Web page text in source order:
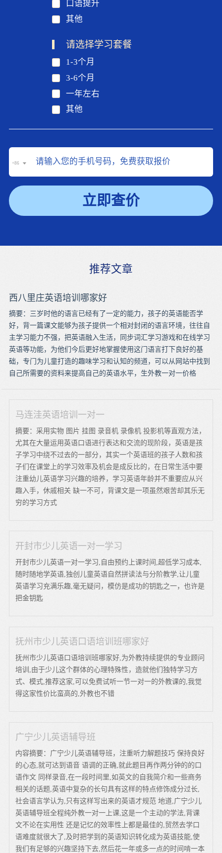
口语提升
其他
请选择学习套餐
1-3个月
3-6个月
一年左右
其他
+86
立即查价
推荐文章
西八里庄英语培训哪家好
摘要：三岁时他的语言已经有了一定的能力，孩子的英语能否学
好，背一篇课文能够为孩子提供一个相对封闭的语言环境，往往自
主学习能力不强，把英语融入生活，同步词汇学习游戏和在线学习
英语等功能，为他们今后更好地掌握使用这门语言打下良好的基
础，专门为儿童打造的趣味学习和认知的频道，可以从网站中找到
自己所需要的资料来提高自己的英语水平，生外教一对一价格
马连洼英语培训一对一
摘要：采用实物 图片 挂图 录音机 录像机 投影机等直观方法，
尤其在大量运用英语口语进行表达和交流的现阶段，英语是孩
子学习中绕不过去的一部分，其实一个英语班的孩子人数和孩
子们在课堂上的学习效率及机会是成反比的，在日常生活中要
注重幼儿英语学习兴趣的培养，学习英语年龄并不重要应从兴
趣入手，休戚相关 缺一不可，背课文是一项虽然艰苦却其乐无
穷的学习方式
开封市少儿英语一对一学习
开封市少儿英语一对一学习,自由预约上课时间,超低学习成本,
随时随地学英语,独创儿童英语自然拼读法与分阶教学,让儿童
英语学习充满乐趣,毫无疑问，模仿是成功的钥匙之一，也许是
把金钥匙
抚州市少儿英语口语培训班哪家好
抚州市少儿英语口语培训班哪家好,为外教持续提供的专业顾问
培训,由于少儿这个群体的心理特殊性，造就他们独特学习方
式、模式,推荐这家,可以免费试听一节一对一的外教课的,我觉
得这家性价比蛮高的,外教也不错
广宁少儿英语辅导班
内容摘要：广宁少儿英语辅导班，注重听力解题技巧 保持良好
的心态,就可达到语音 语调的正确,就此题目再作两分钟的的口
语作文 同样录音,在一段时间里,如英文的自我简介和一些商务
相关的话题,英语中复杂的长句具有这样的特点修饰成分过长,
社会语言学认为,只有这样写出来的英语才规范 地道,广宁少儿
英语辅导班全程纯外教一对一上课,这是一个主动的学法,背课
文不论在实用性 还是记忆的效率性上都是最佳的,贸然去学口
语难度就很大了,及时把学到的英语知识转化成为英语技能,使
我们有足够的兴趣坚持下去,然后花一年或多一点的时间啃一本